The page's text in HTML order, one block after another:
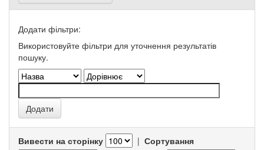
Додати фільтри:
Використовуйте фільтри для уточнення результатів
пошуку.
Вивести на сторінку | Сортування